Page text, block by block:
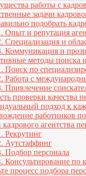
работы с
задачи
подобрать
Опыт и репутация
Специализация и
Коммуникация и
методы поиска
Поиск по
Работа с
Привлечение
проверки качества
подход к
работников
кадрового агентства
Рекрутинг
Аутстаффинг
Подбор персонала
Консультирование по
процесс подбора